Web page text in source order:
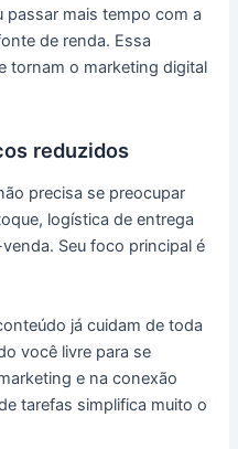
mais tempo com a
de renda. Essa
tornam o marketing digital
reduzidos
precisa se preocupar
logística de entrega
Seu foco principal é
já cuidam de toda
você livre para se
e na conexão
tarefas simplifica muito o